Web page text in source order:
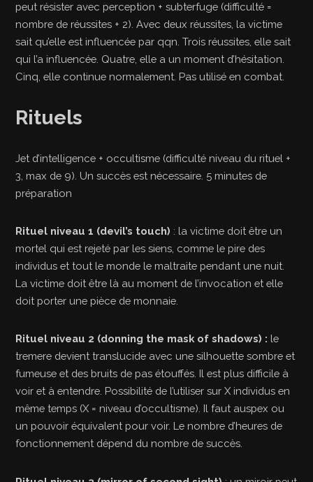
peut résister avec perception + subterfuge (difficulté =
nombre de réussites + 2). Avec deux réussites, la victime
sait qu’elle est influencée par qqn. Trois réussites, elle sait
qui l’a influencée. Quatre, elle a un moment d’hésitation.
Cinq, elle continue normalement. Pas utilisé en combat.
Rituels
Jet d’intelligence + occultisme (difficulté niveau du rituel +
3, max de 9). Un succès est nécessaire. 5 minutes de
préparation
Rituel niveau 1 (devil’s touch) : la victime doit être un
mortel qui est rejeté par les siens, comme le pire des
individus et tout le monde le maltraite pendant une nuit.
La victime doit être là au moment de l’invocation et elle
doit porter une pièce de monnaie.
Rituel niveau 2 (donning the mask of shadows) : le
tremere devient translucide avec une silhouette sombre et
fumeuse et des bruits de pas étouffés. Il est plus difficile à
voir et à entendre. Possibilité de l’utiliser sur X individus en
même temps (X = niveau d’occultisme). Il faut auspex ou
un pouvoir équivalent pour voir. Le nombre d’heures de
fonctionnement dépend du nombre de succès.